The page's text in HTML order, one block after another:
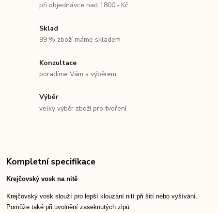
při objednávce nad 1800,- Kč
Sklad
99 % zboží máme skladem
Konzultace
poradíme Vám s výběrem
Výběr
velký výběr zboží pro tvoření
Kompletní specifikace
Krejčovský vosk na nitě
Krejčovský vosk slouží pro lepší klouzání nití při šití nebo vyšívání.
Pomůže také při uvolnění zaseknutých zipů.